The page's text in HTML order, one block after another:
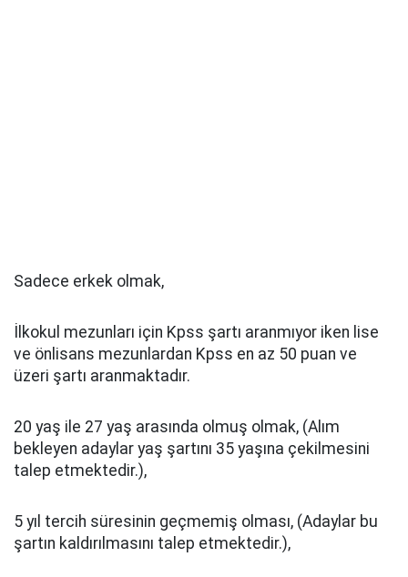
Sadece erkek olmak,
İlkokul mezunları için Kpss şartı aranmıyor iken lise
ve önlisans mezunlardan Kpss en az 50 puan ve
üzeri şartı aranmaktadır.
20 yaş ile 27 yaş arasında olmuş olmak, (Alım
bekleyen adaylar yaş şartını 35 yaşına çekilmesini
talep etmektedir.),
5 yıl tercih süresinin geçmemiş olması, (Adaylar bu
şartın kaldırılmasını talep etmektedir.),